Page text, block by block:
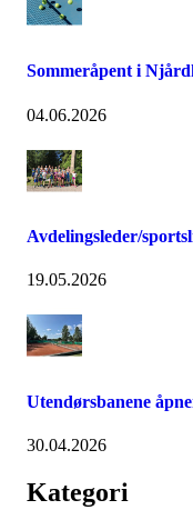
Sommeråpent i
04.06.2026
Avdelingsleder/
19.05.2026
Utendørsbanene
30.04.2026
Kategori